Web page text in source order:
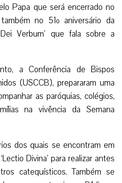
Papa que será encerrado no
no 51º aniversário da
Verbum’ que fala sobre a
colégios, ministérios, grupos